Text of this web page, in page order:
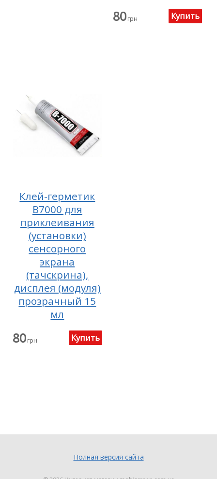
80грн
Клей-герметик
B7000 для
приклеивания
(установки)
сенсорного
экрана
(тачскрина),
дисплея (модуля)
прозрачный 15
мл
80грн
Полная версия сайта